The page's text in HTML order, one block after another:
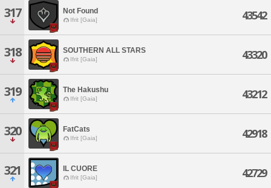
317 Not Found
Ifrit [Gaia] 43542
318 SOUTHERN ALL STARS
Ifrit [Gaia] 43320
319 The Hakushu
Ifrit [Gaia] 43212
320 FatCats
Ifrit [Gaia] 42918
321 IL CUORE
Ifrit [Gaia] 42729